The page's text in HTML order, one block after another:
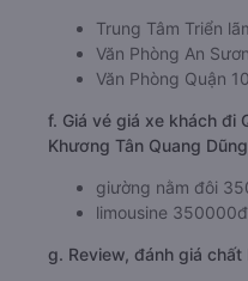
Văn Phòng Đà Lạt
e. Các điểm trả khách
Trung Tâm Triển
Văn Phòng An
f. Giá vé giá xe khách đi